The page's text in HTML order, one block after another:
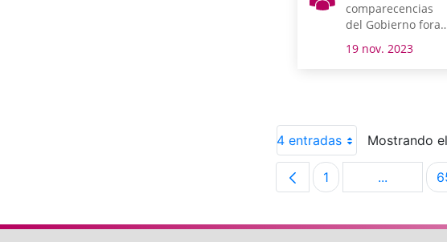
comparecencias
del Gobierno foral
proyectos en el
19 nov. 2023
4 entradas Mostrando
Página
1 ...Páginas